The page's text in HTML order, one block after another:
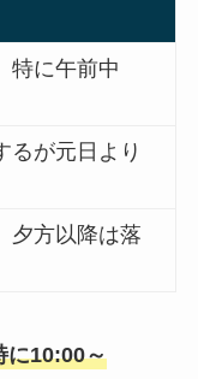
特に午前中
るが元日より
夕方以降は落
に10:00～